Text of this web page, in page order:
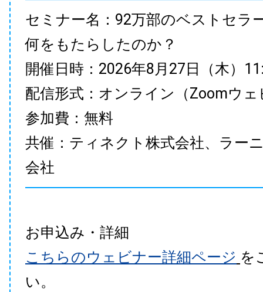
セミナー名：92万部のベストセラ
何をもたらしたのか？
開催日時：2026年8月27日（木）
配信形式：オンライン（Zoomウェ
参加費：無料
共催：ティネクト株式会社、ラー
会社
お申込み・詳細
こちらのウェビナー詳細ページ を
い。